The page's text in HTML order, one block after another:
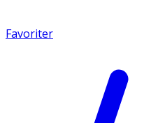
Favoriter